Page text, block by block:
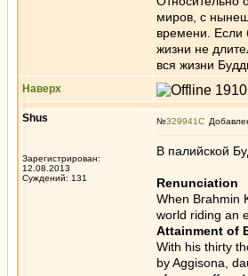
миров, с
времени. Если
жизни не
вся жизни
Наверх
Shus
Зарегистрирован:
12.08.2013
Суждений: 131
№329941
В палийской
Renunciation
When Brahmin
world riding an
Attainment of
With his thirty
by Aggisona,